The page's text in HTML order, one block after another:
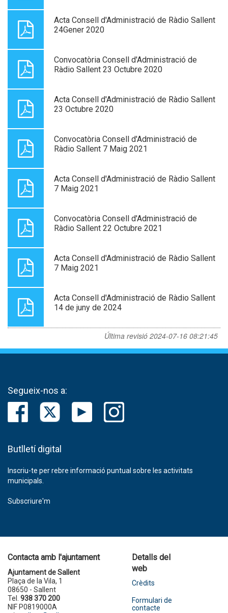
Acta Consell d'Administració de Ràdio Sallent
24Gener 2020
Convocatòria Consell d'Administració de
Ràdio Sallent 23 Octubre 2020
Acta Consell d'Administració de Ràdio Sallent
23 Octubre 2020
Convocatòria Consell d'Administració de
Ràdio Sallent 7 Maig 2021
Acta Consell d'Administració de Ràdio Sallent
7 Maig 2021
Convocatòria Consell d'Administració de
Ràdio Sallent 22 Octubre 2021
Acta Consell d'Administració de Ràdio Sallent
7 Maig 2021
Acta Consell d'Administració de Ràdio Sallent
14 de juny de 2024
Última revisió 2024-07-16 08:21:45
Segueix-nos a:
Butlletí digital
Inscriu-te per rebre informació puntual sobre les activitats
municipals.
Subscriure'm
Contacta amb l'ajuntament
Ajuntament de Sallent
Plaça de la Vila, 1
08650 - Sallent
Tel. 938 370 200
NIF P0819000A
Detalls del
web
Crèdits
Formulari de
contacte